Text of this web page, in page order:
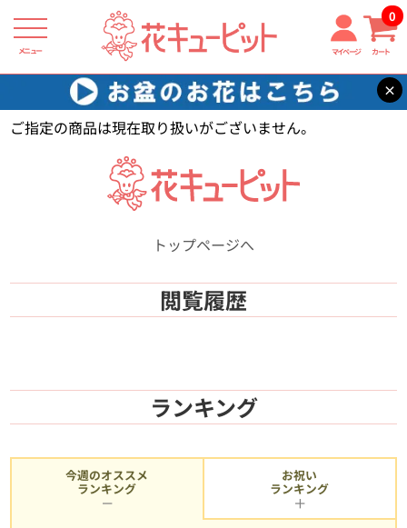
メニュー マイページ カート
0
×
花キューピット 【】
ご指定の商品は現在取り扱いがございません。
トップページへ
閲覧履歴
ランキング
今週のオススメ
ランキング
お祝い
ランキング